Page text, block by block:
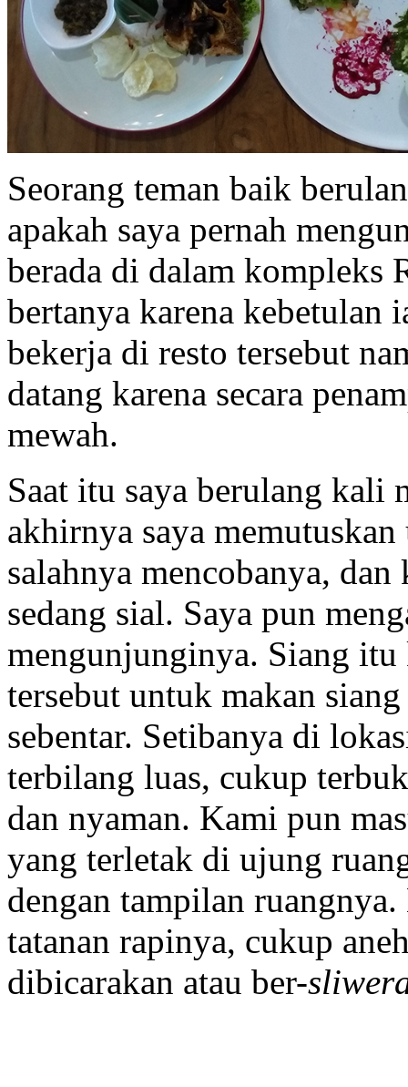
Seorang teman baik
apakah saya pernah
berada di dalam kompleks
bertanya karena kebetulan
bekerja di resto tersebut
datang karena secara
mewah.
Saat itu saya berulang kali
akhirnya saya
salahnya mencobanya,
sedang sial. Saya pun
mengunjunginya. Siang
tersebut untuk makan
sebentar. Setibanya di
terbilang luas, cukup
dan nyaman. Kami pun
yang terletak di ujung
dengan tampilan
tatanan rapinya, cukup
dibicarakan atau ber-